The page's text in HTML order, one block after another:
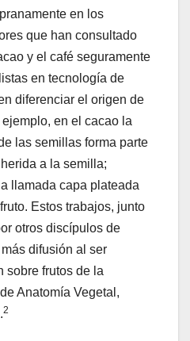
en los
que han consultado
y el café seguramente
en tecnología de
diferenciar el origen de
en el cacao la
las semillas forma parte
a la semilla;
llamada capa plateada
Estos trabajos, junto
otros discípulos de
difusión al ser
sobre frutos de la
Anatomía Vegetal,
2